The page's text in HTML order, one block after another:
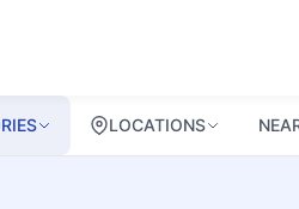
LOCATIONS